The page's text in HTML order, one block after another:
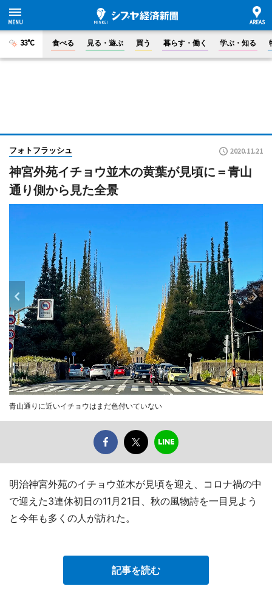
33°C 食べる 見る・遊ぶ 買う 暮らす・働く 学ぶ・知る
フォトフラッシュ 2020.11.21
神宮外苑イチョウ並木の黄葉が見頃に＝青山
通り側から見た全景
青山通りに近いイチョウはまだ色付いていない
明治神宮外苑のイチョウ並木が見頃を迎え、コロナ禍の中
で迎えた3連休初日の11月21日、秋の風物詩を一目見よう
と今年も多くの人が訪れた。
記事を読む